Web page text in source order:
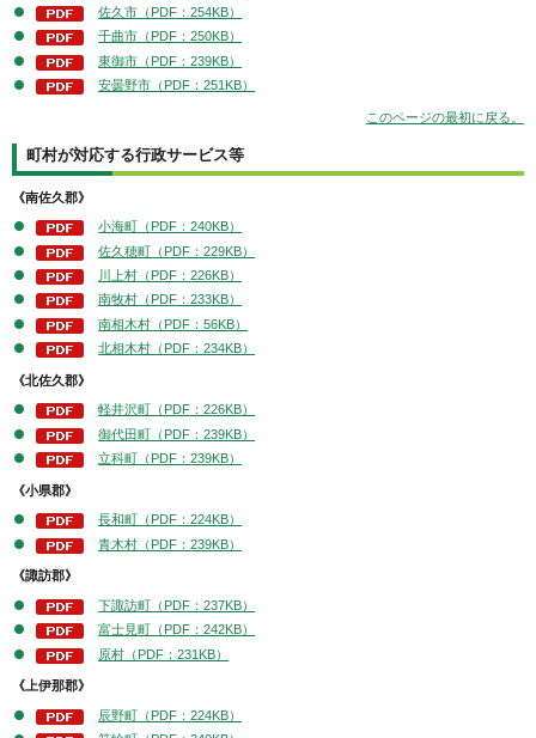
佐久市（PDF：254KB）
千曲市（PDF：250KB）
東御市（PDF：239KB）
安曇野市（PDF：251KB）
このページの最初に戻る。
町村が対応する行政サービス等
《南佐久郡》
小海町（PDF：240KB）
佐久穂町（PDF：229KB）
川上村（PDF：226KB）
南牧村（PDF：233KB）
南相木村（PDF：56KB）
北相木村（PDF：234KB）
《北佐久郡》
軽井沢町（PDF：226KB）
御代田町（PDF：239KB）
立科町（PDF：239KB）
《小県郡》
長和町（PDF：224KB）
青木村（PDF：239KB）
《諏訪郡》
下諏訪町（PDF：237KB）
富士見町（PDF：242KB）
原村（PDF：231KB）
《上伊那郡》
辰野町（PDF：224KB）